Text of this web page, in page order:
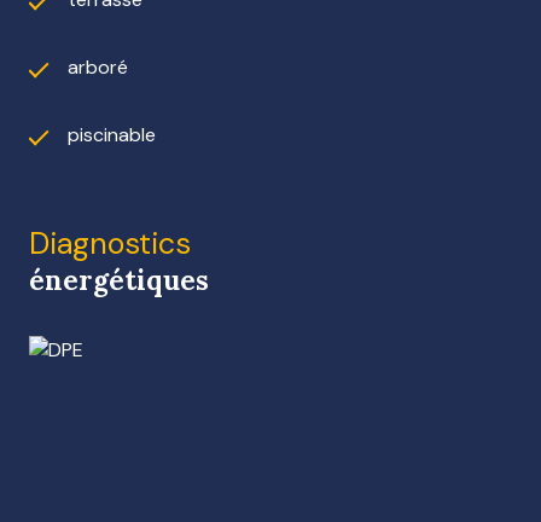
arboré
piscinable
Diagnostics
énergétiques